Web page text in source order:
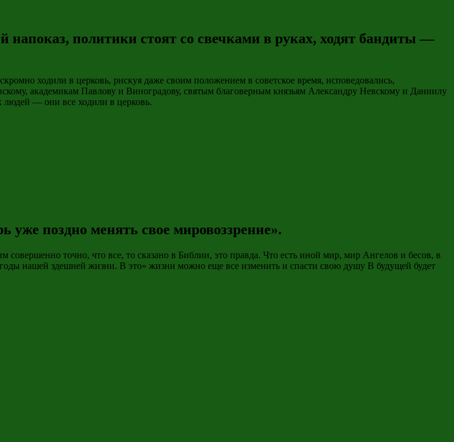
напоказ, политики стоят со свечками в руках, ходят бандиты —
ходили в церковь, рискуя даже своим положением в советское время, исповедовались,
академикам Павлову и Виноградову, святым благоверным князьям Александру Невскому и Даниилу
— они все ходили в церковь.
поздно менять свое мировоззрeние».
точно, что все, то сказано в Библии, это правда. Что есть иной мир, мир Ангелов и бесов, в
нашей здешней жизни. В это» жизни можно еще все изменить и спасти свою душу В будущей будет